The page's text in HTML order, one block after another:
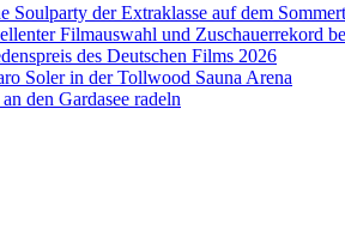
Soulparty der Extraklasse auf dem
Filmauswahl und Zuschauerrekord
des Deutschen Films 2026
Soler in der Tollwood Sauna Arena
den Gardasee radeln